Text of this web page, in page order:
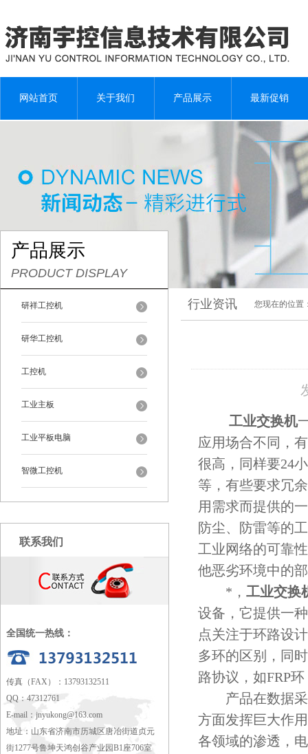
网站首页 关于我们 产品展示 最新促销
产品展示
PRODUCT DISPLAY
研祥工控机
研华工控机
工控机
工业主板
工业平板电脑
智微工控机
联系我们
全国统一热线：
传真（FAX）：13793132511
QQ：47312761
E-mail： jnyukong@163.com
地址：山东省济南市历城区唐冶街道贞元
街1277号鲁坤天鸿创谷产业园B1座706室
行业资讯 您现在的位置
工业交换机
应用场合不同，
很高，同样要24
等，有些要求冗
用需求而提供的
防尘、防雷等的
工业网络的可靠
他恶劣环境中的
*， 工业交换
设备，它提供一
点关注于环路设
多环的区别，同
路协议，如FRP
产品在数据采
方面发挥巨大作
各领域的渗透，